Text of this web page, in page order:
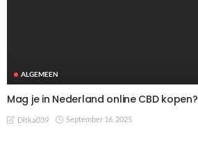
ALGEMEEN
Mag je in Nederland online CBD kopen?
Ditka039 September 16, 2025